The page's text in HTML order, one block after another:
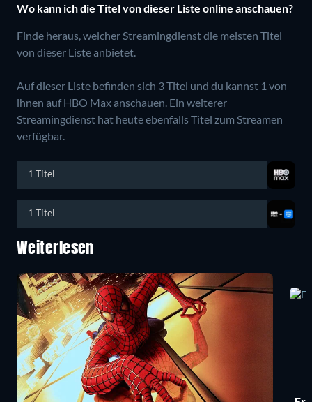
Wo kann ich die Titel von dieser Liste online anschauen?
Finde heraus, welcher Streamingdienst die meisten Titel
von dieser Liste anbietet.
Auf dieser Liste befinden sich 3 Titel und du kannst 1 von
ihnen auf HBO Max anschauen. Ein weiterer
Streamingdienst hat heute ebenfalls Titel zum Streamen
verfügbar.
1 Titel
1 Titel
Weiterlesen